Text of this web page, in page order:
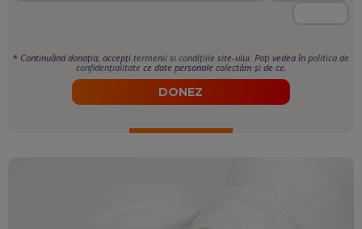
* Continuând donația, accepți termenii si condițiile site-ului. Poți vedea în politica de
confidențialitate ce date personale colectăm și de ce.
DONEZ